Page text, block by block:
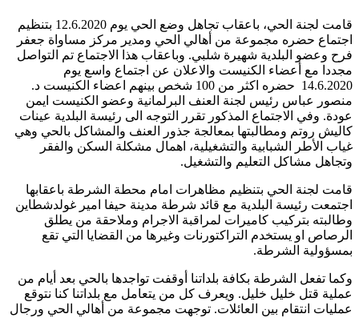
قامت لجنة الحي، باعقاب تجاهل وضع الحي يوم 12.6.2020 بتنظيم
اجتماع حضره مجموعة من أهالي الحي ومدير مركز مساواة جعفر
فرح وعضو البلدية شهيرة شلبي. وباعقاب هذا الاجتماع تم التواصل
مجددا مع أعضاء الكنيست والاعلان عن اجتماع واسع يوم
14.6.2020 حضره اكثر من 100 شخص بينهم اعضاء الكنيست د.
منصور عباس رئيس لجنة العنف البرلمانية وعضو الكنيست ايمن
عودة. وفي الاجتماع المذكور تقرر التوجه الى رئيسة البلدية عينات
كاليش روتم ومطالبتها بمعالجة جذور العنف والمشاكل بالحي وهي
غياب الأطر الشبابية والتشغيلية، اهمال مشكلة السكن والفقر
وتجاهل مشاكل التعليم والتشغيل.
قامت لجنة الحي بتنظيم مظاهرات امام محطة الشرطة باعقابها
اجتمعت رئيسة البلدية مع قائد شرطة مدينة حيفا امير غولدشطاين
وطالبته بتركيب كاميرات لمراقبة الاجرام وملاحقة من يطلق
الرصاص او يستخدم التراكتورنات وغيرها من القضايا التي تقع
بمسؤولية الشرطة.
وكما تفعل الشرطة بكافة بلداتنا أوقفت تواجدها بالحي بعد أيام من
عملية قتل خليل خليل. ويعرف كل من يتعامل مع بلداتنا كنا نتوقع
عمليات انتقام بين العائلات. توجهت مجموعة من أهالي الحي ورجال